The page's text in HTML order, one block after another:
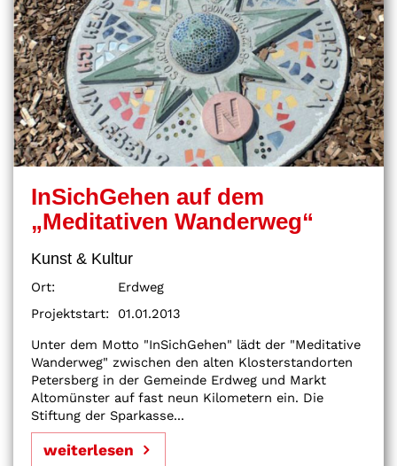
InSichGehen auf dem
„Meditativen Wanderweg“
Kunst & Kultur
Ort:
Erdweg
Projektstart:
01.01.2013
Unter dem Motto "InSichGehen" lädt der "Meditative
Wanderweg" zwischen den alten Klosterstandorten
Petersberg in der Gemeinde Erdweg und Markt
Altomünster auf fast neun Kilometern ein. Die
Stiftung der Sparkasse...
weiterlesen